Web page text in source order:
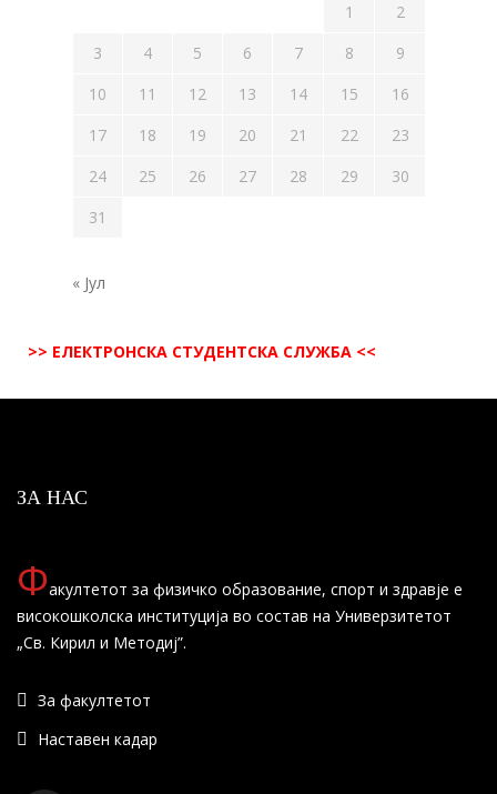
1
2
3
4 5 6 7 8
9
10
11 12 13 14 15
16
17
18 19 20 21 22
23
24
25 26 27 28 29
30
31
« Јул
>> ЕЛЕКТРОНСКА СТУДЕНТСКА СЛУЖБА <<
ЗА НАС
Факултетот за физичко образование, спорт и здравје е
високошколска институција во состав на Универзитетот
„Св. Кирил и Методиј”.
За факултетот
Наставен кадар